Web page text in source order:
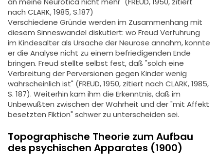
nach CLARK, 1985, S.187)
Verschiedene Gründe werden im Zusammenhang mit
diesem Sinneswandel diskutiert: wo Freud Verführung
im Kindesalter als Ursache der Neurose annahm, konnte
er die Analyse nicht zu einem befriedigenden Ende
bringen. Freud stellte selbst fest, daß "solch eine
Verbreitung der Perversionen gegen Kinder wenig
wahrscheinlich ist" (FREUD, 1950, zitiert nach CLARK, 1985,
S. 187). Weiterhin kam ihm die Erkenntnis, daß im
Unbewußten zwischen der Wahrheit und der "mit Affekt
besetzten Fiktion" schwer zu unterscheiden sei.
Topographische Theorie zum Aufbau
des psychischen Apparates (1900)